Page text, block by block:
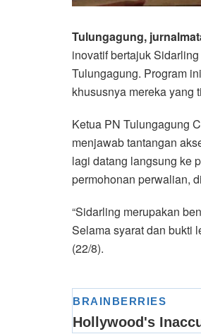
Tulungagung,
inovatif bertajuk
Tulungagung. Program
khususnya mereka yang
Ketua PN Tulungagung
menjawab tantangan
lagi datang langsung ke
permohonan perwalian,
“Sidarling merupakan
Selama syarat dan bukti
(22/8).